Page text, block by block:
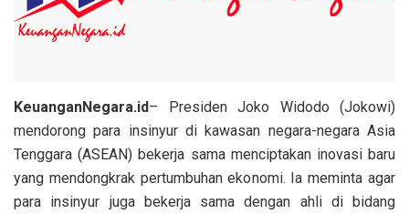
KeuanganNegara.id– Presiden Joko Widodo (Jokowi)
mendorong para insinyur di kawasan negara-negara Asia
Tenggara (ASEAN) bekerja sama menciptakan inovasi baru
yang mendongkrak pertumbuhan ekonomi. Ia meminta agar
para insinyur juga bekerja sama dengan ahli di bidang